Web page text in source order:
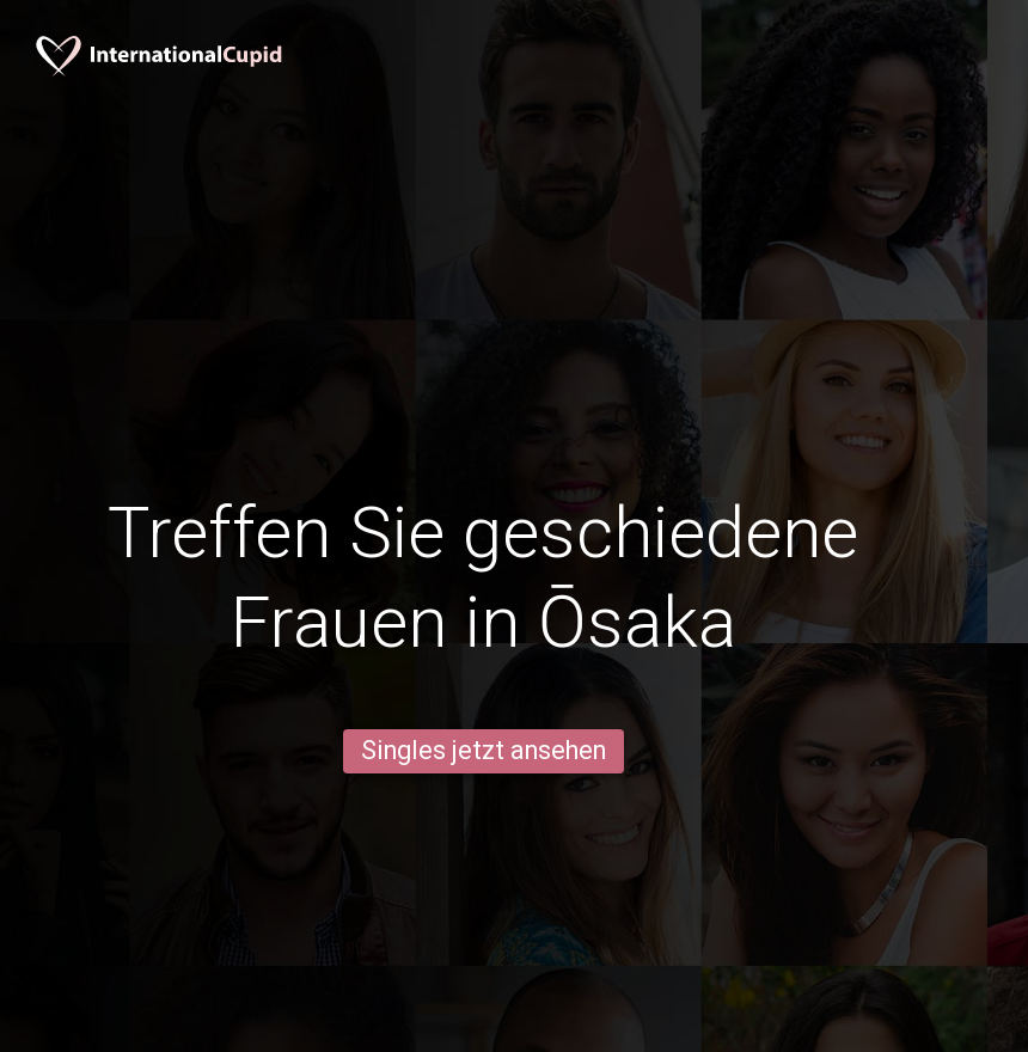
Treffen Sie geschiedene
Frauen in Ōsaka
Singles jetzt ansehen